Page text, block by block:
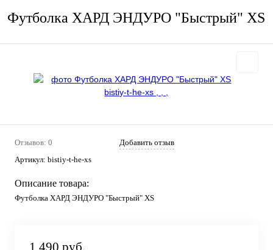
Футболка ХАРД ЭНДУРО "Быстрый" XS
Отзывов: 0
Добавить отзыв
Артикул: bistiy-t-he-xs
Описание товара:
Футболка ХАРД ЭНДУРО "Быстрый" XS
1 490 руб.